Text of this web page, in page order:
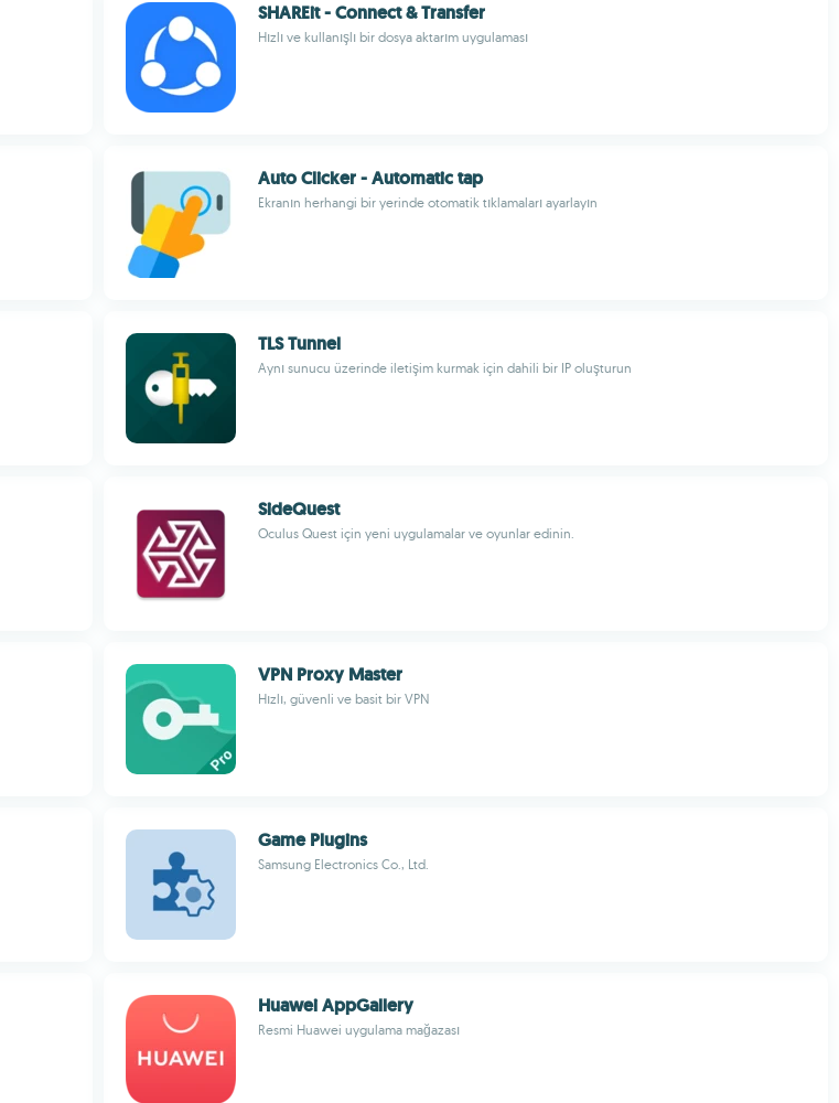
SHAREit - Connect & Transfer
Hızlı ve kullanışlı bir dosya aktarım uygulaması
Auto Clicker - Automatic tap
Ekranın herhangi bir yerinde otomatik tıklamaları ayarlayın
TLS Tunnel
Aynı sunucu üzerinde iletişim kurmak için dahili bir IP oluşturun
SideQuest
Oculus Quest için yeni uygulamalar ve oyunlar edinin.
VPN Proxy Master
Hızlı, güvenli ve basit bir VPN
Game Plugins
Samsung Electronics Co., Ltd.
Huawei AppGallery
Resmi Huawei uygulama mağazası